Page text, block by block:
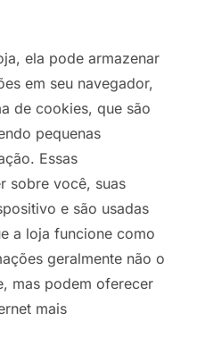
ela pode armazenar
em seu navegador,
de cookies, que são
pequenas
Essas
sobre você, suas
e são usadas
a loja funcione como
geralmente não o
mas podem oferecer
mais